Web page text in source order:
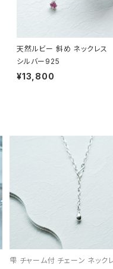
天然ルビー 斜め ネックレス
シルバー925
¥13,800
雫 チャーム付 チェーン ネック